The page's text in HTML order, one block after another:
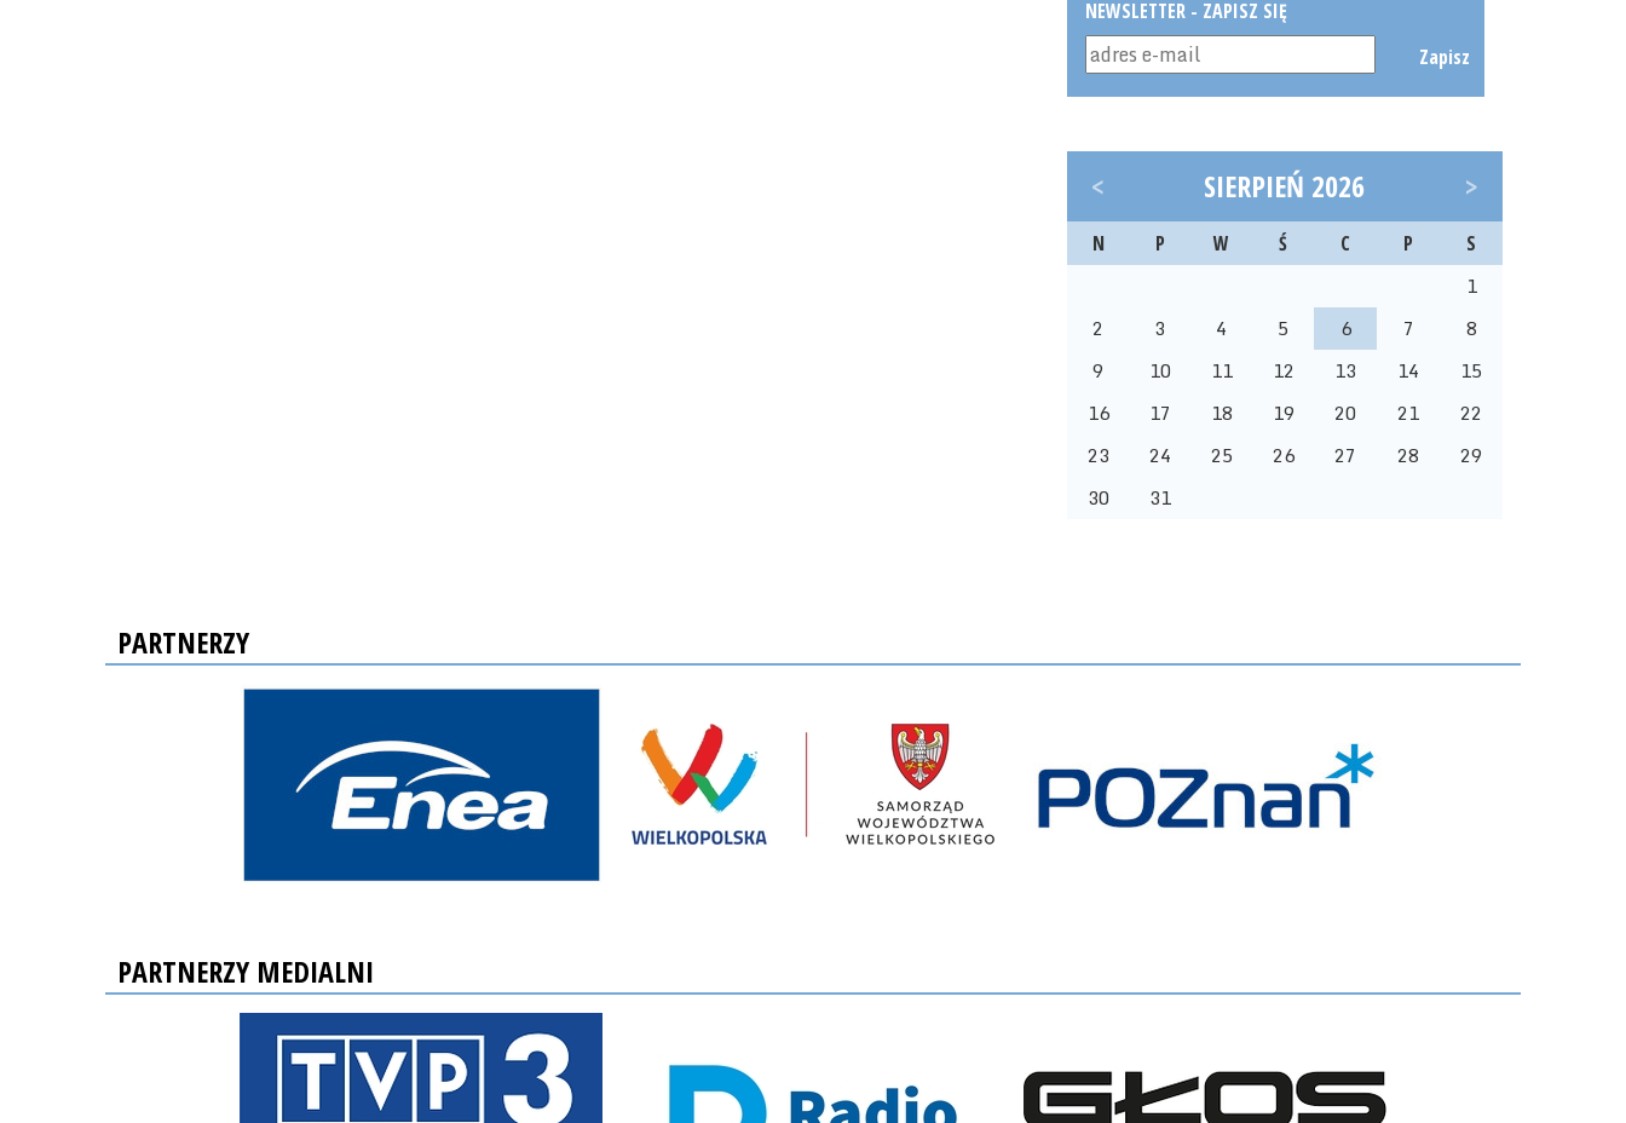
NEWSLETTER - ZAPISZ SIĘ
Zapisz
< SIERPIEŃ 2026 >
N P W Ś C P S
1
2
3 4 5 6 7
8
9
10 11 12 13 14
15
16
17 18 19 20 21
22
23
24 25 26 27 28
29
30
31
PARTNERZY
PARTNERZY MEDIALNI